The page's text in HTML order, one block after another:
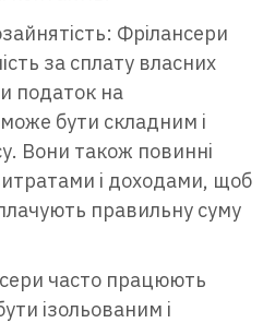
Фрілансери
за сплату власних
податок на
бути складним і
Вони також повинні
і доходами, щоб
правильну суму
часто працюють
ізольованим і